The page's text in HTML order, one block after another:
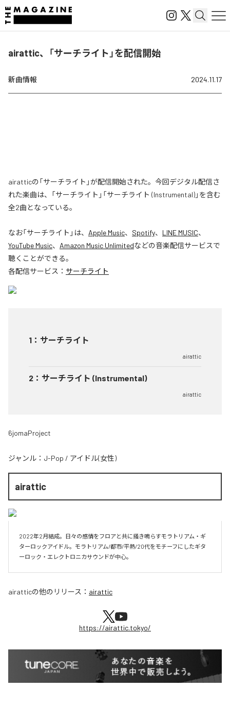
airattic、「サーチライト」を配信開始
新曲情報 2024.11.17
airatticの「サーチライト」が配信開始された。今回デジタル配信さ
れた楽曲は、「サーチライト」「サーチライト (Instrumental)」を含む
全2曲となっている。
なお「サーチライト 」は、 Apple Music、 Spotify、 LINE MUSIC、
YouTube Music、 Amazon Music Unlimitedなどの音楽配信サービスで
聴くことができる。
各配信サービス： サーチライト
1 ： サーチライト
airattic
2 ： サーチライト (Instrumental)
airattic
6jomaProject
ジャンル： J-Pop / アイドル(女性)
airattic
2022年2月結成。日々の感情をフロアと共に掻き鳴らすモラトリアム・ギ
ターロックアイドル。モラトリアム/都市/平熱/20代をモチーフにしたギタ
ーロック・エレクトロニカサウンドが中心。
airatticの他のリリース： airattic
https://airattic.tokyo/